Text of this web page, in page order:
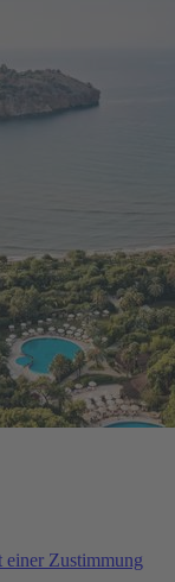
einer Zustimmung